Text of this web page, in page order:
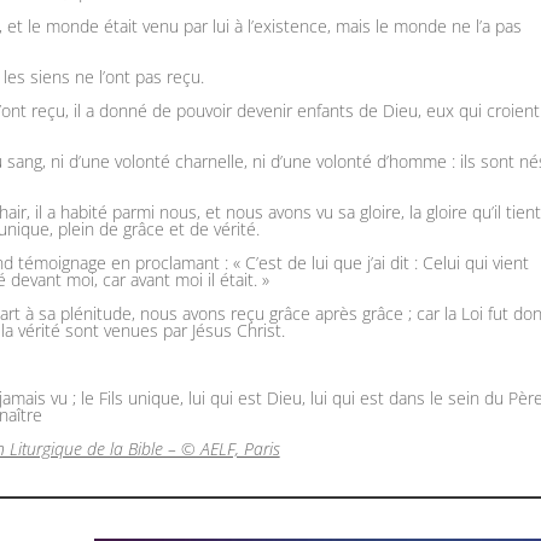
le monde était venu par lui à l’existence, mais le monde ne l’a pas
siens ne l’ont pas reçu.
reçu, il a donné de pouvoir devenir enfants de Dieu, eux qui
ni d’une volonté charnelle, ni d’une volonté d’homme : ils sont
il a habité parmi nous, et nous avons vu sa gloire, la gloire qu’il
plein de grâce et de vérité.
témoignage en proclamant : « C’est de lui que j’ai dit : Celui qui vient
moi, car avant moi il était. »
à sa plénitude, nous avons reçu grâce après grâce ; car la Loi fut
vérité sont venues par Jésus Christ.
vu ; le Fils unique, lui qui est Dieu, lui qui est dans le sein du
de la Bible – © AELF, Paris